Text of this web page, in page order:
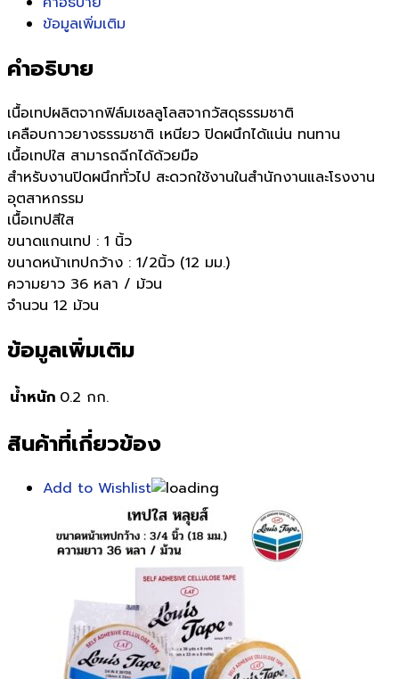
ข้อมูลเพิ่มเติม
คำอธิบาย
เนื้อเทปผลิตจากฟิล์มเซลลูโลสจากวัสดุธรรมชาติ
เคลือบกาวยางธรรมชาติ เหนียว ปิดผนึกได้แน่น ทนทาน
เนื้อเทปใส สามารถฉีกได้ด้วยมือ
สำหรับงานปิดผนึกทั่วไป สะดวกใช้งานในสำนักงานและโรงงาน
อุตสาหกรรม
เนื้อเทปสีใส
ขนาดแกนเทป : 1 นิ้ว
ขนาดหน้าเทปกว้าง : 1/2นิ้ว (12 มม.)
ความยาว 36 หลา / ม้วน
จำนวน 12 ม้วน
ข้อมูลเพิ่มเติม
น้ำหนัก 0.2 กก.
สินค้าที่เกี่ยวข้อง
Add to Wishlist